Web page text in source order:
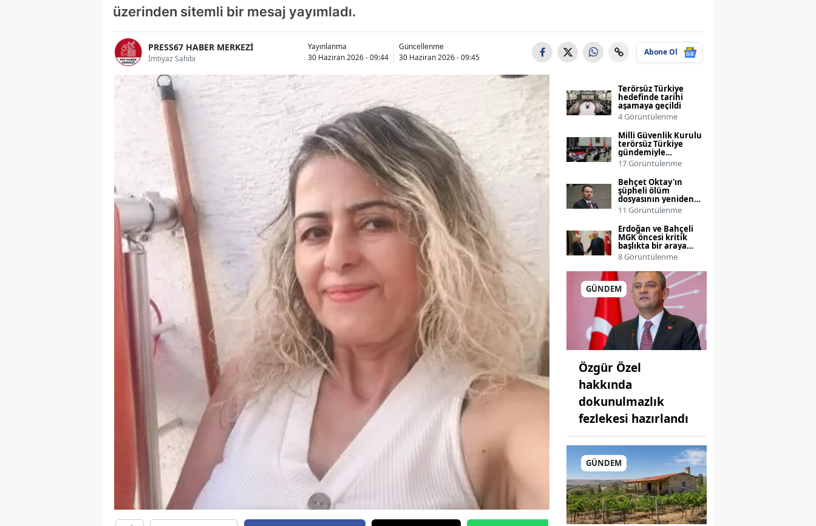
üzerinden sitemli bir mesaj yayımladı.
PRESS67 HABER MERKEZİ
İmtiyaz Sahibi
Yayınlanma
30 Haziran 2026 - 09:44
Güncellenme
30 Haziran 2026 - 09:45
Abone Ol
Terörsüz Türkiye
hedefinde tarihi
aşamaya geçildi
4 Görüntülenme
Milli Güvenlik Kurulu
terörsüz Türkiye
gündemiyle
toplanıyor
17 Görüntülenme
Behçet Oktay'ın
şüpheli ölüm
dosyasının yeniden
incelenmesi talebi
Bakanlığa taşınıyor
11 Görüntülenme
Erdoğan ve Bahçeli
MGK öncesi kritik
başlıkta bir araya
geliyor
8 Görüntülenme
GÜNDEM
Özgür Özel
hakkında
dokunulmazlık
fezlekesi hazırlandı
GÜNDEM